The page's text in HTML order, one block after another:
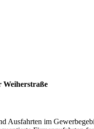
Weiherstraße
im